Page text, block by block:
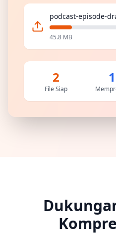
podcast-episode-
45.8 MB
2
File Siap
1